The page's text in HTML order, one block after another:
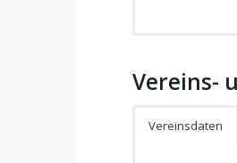
Vereins-
Vereinsdaten